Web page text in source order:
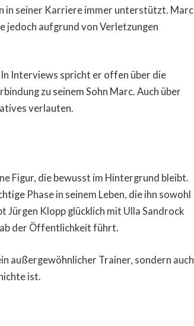
in seiner Karriere immer unterstützt. Marc
jedoch aufgrund von Verletzungen
Interviews spricht er offen über die
zu seinem Sohn Marc. Auch über
verlauten.
Figur, die bewusst im Hintergrund bleibt.
Phase in seinem Leben, die ihn sowohl
Jürgen Klopp glücklich mit Ulla Sandrock
der Öffentlichkeit führt.
außergewöhnlicher Trainer, sondern auch
ist.